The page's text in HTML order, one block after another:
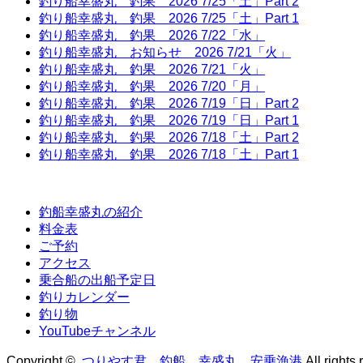
釣り船幸盛丸 釣果 2026 7/25「土」Part 1
釣り船幸盛丸 釣果 2026 7/22「水」
釣り船幸盛丸 お知らせ 2026 7/21「火」
釣り船幸盛丸 釣果 2026 7/21「火」
釣り船幸盛丸 釣果 2026 7/20「月」
釣り船幸盛丸 釣果 2026 7/19「日」Part 2
釣り船幸盛丸 釣果 2026 7/19「日」Part 1
釣り船幸盛丸 釣果 2026 7/18「土」Part 2
釣り船幸盛丸 釣果 2026 7/18「土」Part 1
釣船幸盛丸の紹介
料金表
ご予約
アクセス
乗合船の出船予定日
釣りカレンダー
釣り物
YouTubeチャンネル